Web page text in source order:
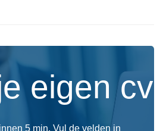
eigen cv
5 min. Vul de velden in